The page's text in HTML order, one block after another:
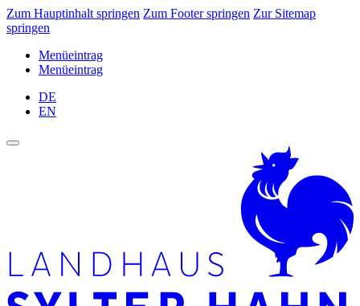
Zum Hauptinhalt springen Zum Footer springen Zur Sitemap
springen
Menüeintrag
Menüeintrag
DE
EN